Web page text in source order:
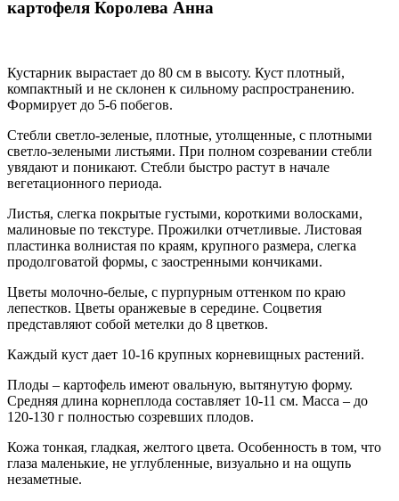
картофеля Королева Анна
Кустарник вырастает до 80 см в высоту. Куст плотный,
компактный и не склонен к сильному распространению.
Формирует до 5-6 побегов.
Стебли светло-зеленые, плотные, утолщенные, с плотными
светло-зелеными листьями. При полном созревании стебли
увядают и поникают. Стебли быстро растут в начале
вегетационного периода.
Листья, слегка покрытые густыми, короткими волосками,
малиновые по текстуре. Прожилки отчетливые. Листовая
пластинка волнистая по краям, крупного размера, слегка
продолговатой формы, с заостренными кончиками.
Цветы молочно-белые, с пурпурным оттенком по краю
лепестков. Цветы оранжевые в середине. Соцветия
представляют собой метелки до 8 цветков.
Каждый куст дает 10-16 крупных корневищных растений.
Плоды – картофель имеют овальную, вытянутую форму.
Средняя длина корнеплода составляет 10-11 см. Масса – до
120-130 г полностью созревших плодов.
Кожа тонкая, гладкая, желтого цвета. Особенность в том, что
глаза маленькие, не углубленные, визуально и на ощупь
незаметные.